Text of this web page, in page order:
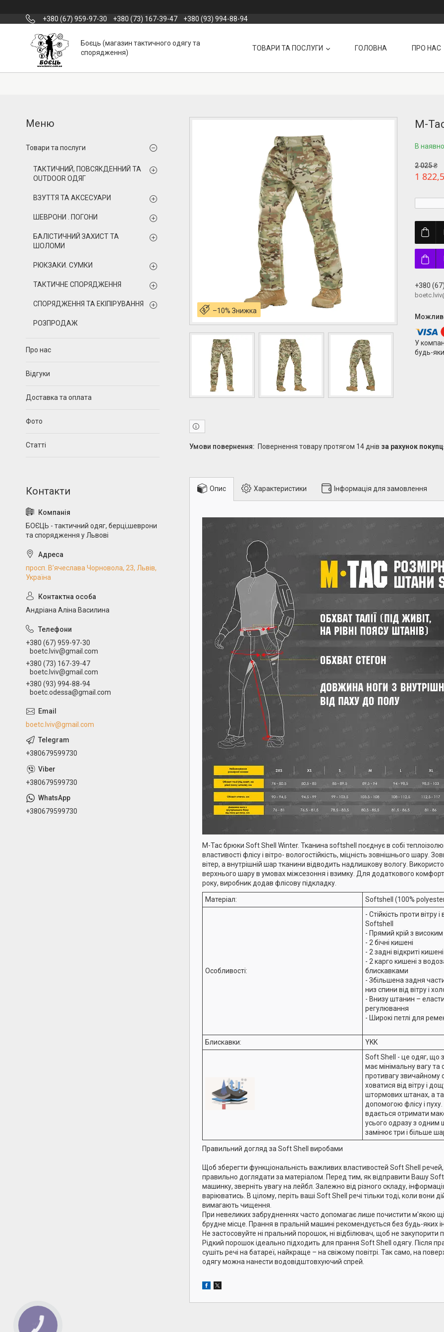
+380 (67) 959-97-30 +380 (73) 167-39-47 +380 (93) 994-88-94
Боєць (магазин тактичного одягу та
спорядження)
ТОВАРИ ТА ПОСЛУГИ ГОЛОВНА ПРО НАС
–10%
M-
В
2 025 ₴
1
+380
У
будь-
повернення товару протягом 14 днів за рахунок
Опис Характеристики Інформація для замовлення
M-Tac брюки Soft Shell Winter. Тканина softshell поєднує в собі
властивості флісу і вітро- вологостійкість, міцність зовнішнього шару.
вітер, а внутрішній шар тканини відводить надлишкову вологу.
верхнього шару в умовах міжсезоння і взимку. Для додаткового
року, виробник додав флісову підкладку.
Матеріал: Softshell (100%
Особливості:
- Стійкість проти вітру
Softshell
- Прямий крій з
- 2 бічні кишені
- 2 задні відкриті
- 2 карго кишені з
блискавками
- Збільшена задня
низ спини від вітру і
- Внизу штанин –
регулювання
- Широкі петлі для
Блискавки:
YKK
Soft Shell - це одяг, що
має мінімальну вагу
противагу звичайному
ховатися від вітру і
штормових штанах, а
допомогою флісу і
вдається отримати
усього одразу з одним
замінює три і більше
Правильний догляд за Soft Shell виробами
Щоб зберегти функціональність важливих властивостей Soft Shell
правильно доглядати за матеріалом. Перед тим, як відправити Вашу
машинку, зверніть увагу на лейбл. Залежно від різного складу,
варіюватись. В цілому, періть ваші Soft Shell речі тільки тоді, коли вони
вимагають чищення.
При невеликих забрудненнях часто допомагає лише почистити м'якою
брудне місце. Прання в пральній машині рекомендується без будь-яких
Не застосовуйте ні пральний порошок, ні відбілювач, щоб не
Рідкий порошок ідеально підходить для прання Soft Shell одягу. Після
сушіть речі на батареї, найкраще – на свіжому повітрі. Так само, на
одягу можна нанести водовідштовхуючий спрей.
Товари та послуги
ТАКТИЧНИЙ, ПОВСЯКДЕННИЙ ТА
OUTDOOR ОДЯГ
ВЗУТТЯ ТА АКСЕСУАРИ
ШЕВРОНИ . ПОГОНИ
БАЛІСТИЧНИЙ ЗАХИСТ ТА
ШОЛОМИ
РЮКЗАКИ. СУМКИ
ТАКТИЧНЕ СПОРЯДЖЕННЯ
СПОРЯДЖЕННЯ ТА ЕКІПІРУВАННЯ
РОЗПРОДАЖ
Про нас
Відгуки
Доставка та оплата
Фото
Статті
БОЄЦЬ - тактичний одяг, берці,шеврони
та спорядження у Львові
просп. В’ячеслава Чорновола, 23, Львів,
Україна
Андріана Аліна Василина
+380 (67) 959-97-30
boetc.lviv@gmail.com
+380 (73) 167-39-47
boetc.lviv@gmail.com
+380 (93) 994-88-94
boetc.odessa@gmail.com
boetc.lviv@gmail.com
+380679599730
+380679599730
+380679599730